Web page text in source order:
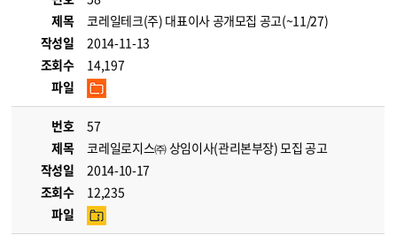
제목
코레일테크(주) 대표이사 공개모집 공고(~11/27)
작성일
2014-11-13
조회수
14,197
파일
번호
57
제목
코레일로지스㈜ 상임이사(관리본부장) 모집 공고
작성일
2014-10-17
조회수
12,235
파일